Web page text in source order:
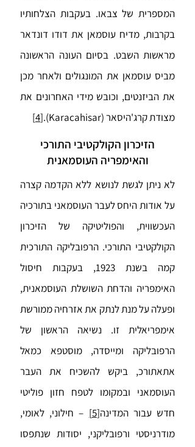
המספרית של צבאו. בעקבות הצלחותיו
בקרבות, מדיח עוסמאן את דודו דונדאר
מראשות השבט. בסיום העונה הראשונה
מביס עוסמאן את המונגולים ולאחר מכן
את הביזנטים, וכובש מידי האחרונים את
מצודת קרג'היסאר (Karacahisar).
[4]
הזיכרון הקולקטיבי התורכי
והאימפריה העוסמאנית
לא ניתן לגשת לנושא ללא הקדמה קצרה
על אודות היחס לעבר העוסמאני בתורכיה
העכשווית, והפוליטיקה של הזיכרון
הקולקטיבי התורכי. הרפובליקה התורכית
קמה בשנת 1923, בעקבות חיסול
האימפריה והדחת השושלת העוסמאנית,
ופעלה על מנת לנתק את אזרחיה ממורשת
אימפריאלית זו. נשיאה הראשון של
הרפובליקה ומייסדה, מוסטפא כמאל
אתאתורכ, ביקש להשכיח את העבר
העוסמאני ובמקומו לטפח חזון פוליטי
חדש עבור המדינה[5]
– חילוני, לאומי,
מודרניסטי ורפובליקני, יסודות שנתפסו